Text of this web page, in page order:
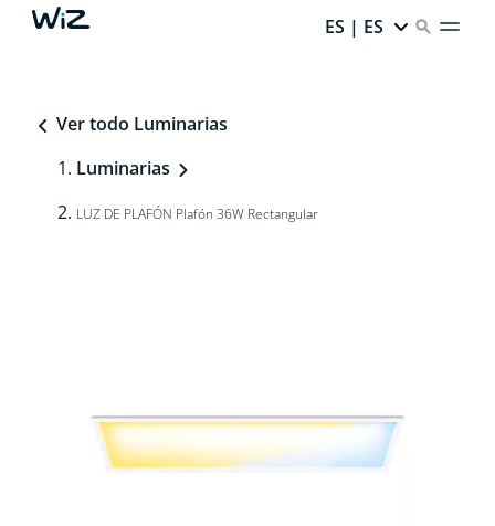
ES | ES
Ver todo Luminarias
Luminarias
LUZ DE PLAFÓN Plafón 36W Rectangular